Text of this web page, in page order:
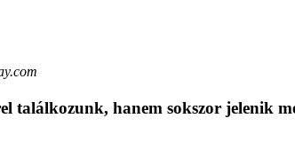
hanem sokszor jelenik